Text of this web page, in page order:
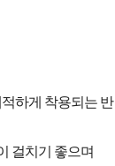
하게 착용되는 반
걸치기 좋으며